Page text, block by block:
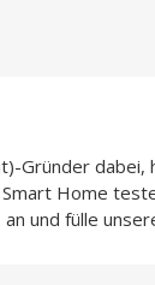
Gründer dabei,
Smart Home
und fülle